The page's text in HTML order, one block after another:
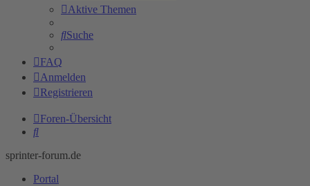
Aktive Themen
Suche
FAQ
Anmelden
Registrieren
Foren-Übersicht
Suche
sprinter-forum.de
Portal